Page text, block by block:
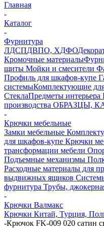
Главная
-
Каталог
-
Фурнитура
ЛДСПДВПО, ХДФО
Кромочные материалы
щиты Мойки и смесители
Профиль для шкафов-купе
системыКомплектующие
СтеклаПредметы интерьера
производства ОБРАЗЦЫ,
-
Крючки мебельные
Замки мебельные
для шкафов-купе Крючки
трансформации мебели
Подъемные механизмы
Расходные материалы для
выдвижных ящиков
фурнитура Трубы,
-
Крючки Валмакс
Крючки Китай, Турция,
-Крючок FK-009 020 сатин